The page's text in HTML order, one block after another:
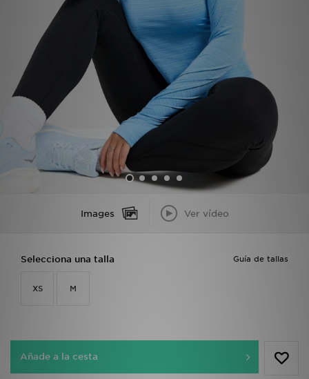
Images Ver vídeo
Guía de tallas
Selecciona una talla
XS M
Añade a la cesta